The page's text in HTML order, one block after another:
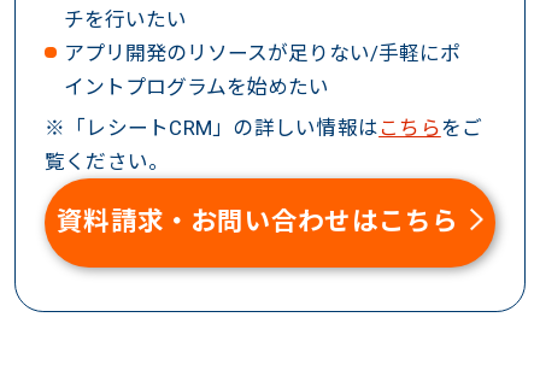
チを行いたい
アプリ開発のリソースが足りない/手軽にポ
イントプログラムを始めたい
※「レシートCRM」の詳しい情報は こちらをご
覧ください。
資料請求・お問い合わせはこちら